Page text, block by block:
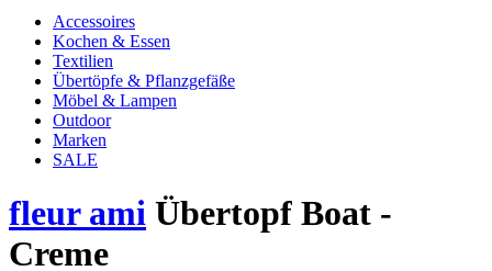
Accessoires
Kochen & Essen
Textilien
Übertöpfe & Pflanzgefäße
Möbel & Lampen
Outdoor
Marken
SALE
fleur ami Übertopf Boat -
Creme